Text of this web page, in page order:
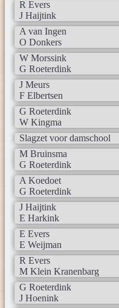
R Evers
J Haijtink
A van Ingen
O Donkers
W Morssink
G Roeterdink
J Meurs
F Elbertsen
G Roeterdink
W Kingma
Slagzet voor damschool
M Bruinsma
G Roeterdink
A Koedoet
G Roeterdink
J Haijtink
E Harkink
E Evers
E Weijman
R Evers
M Klein Kranenbarg
G Roeterdink
J Hoenink